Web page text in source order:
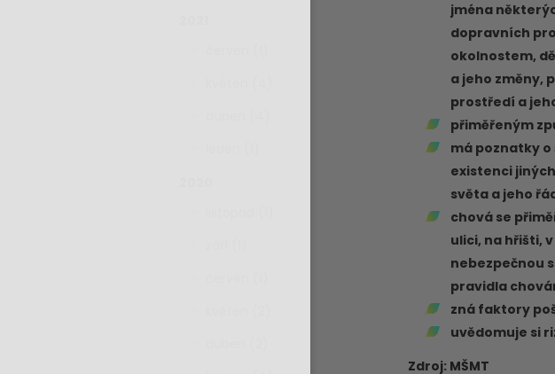
jména
dopravních
okolnostem,
a jeho změny,
prostředí a
přiměřeným
má poznatky
existenci
světa a jeho
chová se
ulici, na hřišti,
nebezpečnou
pravidla
zná faktory
uvědomuje si
Zdroj: MŠMT